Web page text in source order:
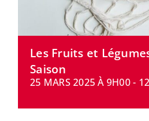
Les Fruits et
Saison
25 MARS 2025 À 9H00-